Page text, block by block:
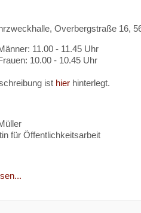
Overbergstraße 16,
11.00 - 11.45 Uhr
10.00 - 10.45 Uhr
ist hierhinterlegt.
für Öffentlichkeitsarbeit